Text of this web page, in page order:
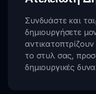
Συνδυάστε και
δημιουργήσετε
το στυλ σας,
δημιουργικές